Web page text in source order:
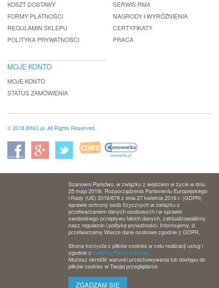
KOSZT DOSTAWY
FORMY PŁATNOŚCI
REGULAMIN SKLEPU
POLITYKA PRYWATNOŚCI
SERWIS RMA
NAGRODY I WYRÓŻNIENIA
CERTYFIKATY
PRACA
MOJE KONTO
MOJE KONTO
STATUS ZAMÓWIENIA
© 2018 BINO.pl. All Rights Reserved.
Szanowni Państwo, w związku z wejściem w życie w dniu
25 maja 2018r. Rozporządzenia Parlamentu Europejskiego
i Rady (UE) 2016/679 z dnia 27 kwietnia 2016 r. (GDPR)
sprawie ochrony osób fizycznych w związku z
przetwarzaniem danych osobowych i w sprawie
swobodnego przepływu takich danych, zaktualizowaliśmy
nasz regulamin i politykę prywatności. Informujemy, iż
przetwarzamy Wasze dane osobowe zgodnie z GDPR.
Strona korzysta z plików cookies w celu realizacji usług i
zgodnie z Polityką Plików Cookies.
Możesz określić warunki przechowywania lub dostępu do
plików cookies w Twojej przeglądarce.
ZGADZAM SIĘ